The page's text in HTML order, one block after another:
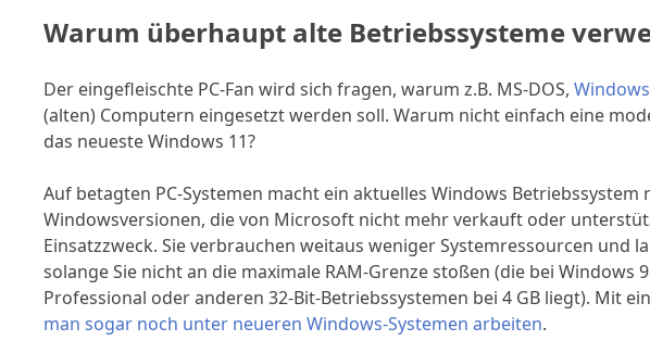
Warum überhaupt alte Betriebssysteme
Der eingefleischte PC-Fan wird sich fragen, warum z.B. MS-DOS,
(alten) Computern eingesetzt werden soll. Warum nicht einfach eine
das neueste Windows 11?
Auf betagten PC-Systemen macht ein aktuelles Windows
Windowsversionen, die von Microsoft nicht mehr verkauft oder
Einsatzzweck. Sie verbrauchen weitaus weniger Systemressourcen und
solange Sie nicht an die maximale RAM-Grenze stoßen (die bei Windows
Professional oder anderen 32-Bit-Betriebssystemen bei 4 GB liegt). Mit
man sogar noch unter neueren Windows-Systemen arbeiten.